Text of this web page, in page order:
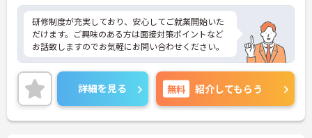
研修制度が充実しており、安心してご就業開始いた
だけます。ご興味のある方は面接対策ポイントなど
お話致しますのでお気軽にお問い合わせください。
詳細を見る 無料 紹介してもらう